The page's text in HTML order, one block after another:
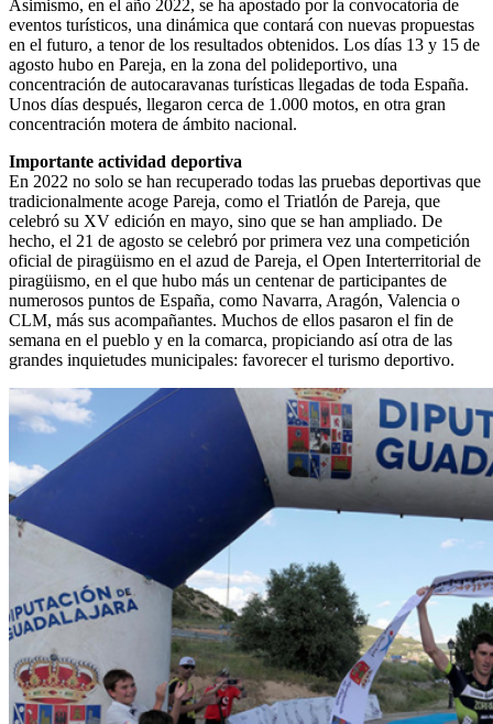
Asimismo, en el año 2022, se ha apostado por la convocatoria de
eventos turísticos, una dinámica que contará con nuevas propuestas
en el futuro, a tenor de los resultados obtenidos. Los días 13 y 15 de
agosto hubo en Pareja, en la zona del polideportivo, una
concentración de autocaravanas turísticas llegadas de toda España.
Unos días después, llegaron cerca de 1.000 motos, en otra gran
concentración motera de ámbito nacional.
Importante actividad deportiva
En 2022 no solo se han recuperado todas las pruebas deportivas que
tradicionalmente acoge Pareja, como el Triatlón de Pareja, que
celebró su XV edición en mayo, sino que se han ampliado. De
hecho, el 21 de agosto se celebró por primera vez una competición
oficial de piragüismo en el azud de Pareja, el Open Interterritorial de
piragüismo, en el que hubo más un centenar de participantes de
numerosos puntos de España, como Navarra, Aragón, Valencia o
CLM, más sus acompañantes. Muchos de ellos pasaron el fin de
semana en el pueblo y en la comarca, propiciando así otra de las
grandes inquietudes municipales: favorecer el turismo deportivo.